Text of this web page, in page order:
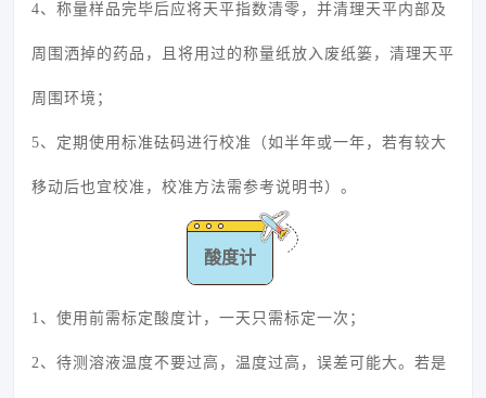
4、称量样品完毕后应将天平指数清零，并清理天平内部及
周围洒掉的药品，且将用过的称量纸放入废纸篓，清理天平
周围环境；
5、定期使用标准砝码进行校准（如半年或一年，若有较大
移动后也宜校准，校准方法需参考说明书）。
酸度计
1、使用前需标定酸度计，一天只需标定一次；
2、待测溶液温度不要过高，温度过高，误差可能大。若是